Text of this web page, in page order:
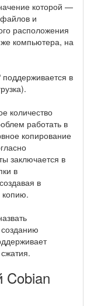
которой —
и
расположения
же компьютера, на
в
количество
работать в
копирование
заключается в
в
в
копию.
Cobian